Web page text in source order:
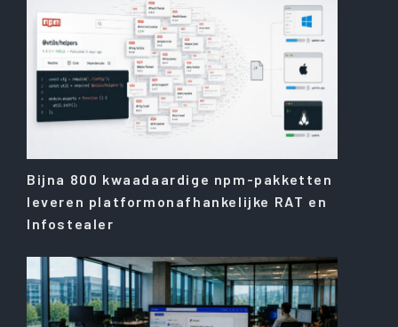
Bijna 800 kwaadaardige npm-pakketten
leveren platformonafhankelijke RAT en
Infostealer